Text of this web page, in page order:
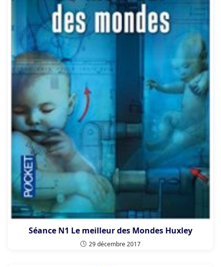
Séance N1 Le meilleur des Mondes Huxley
29 décembre 2017